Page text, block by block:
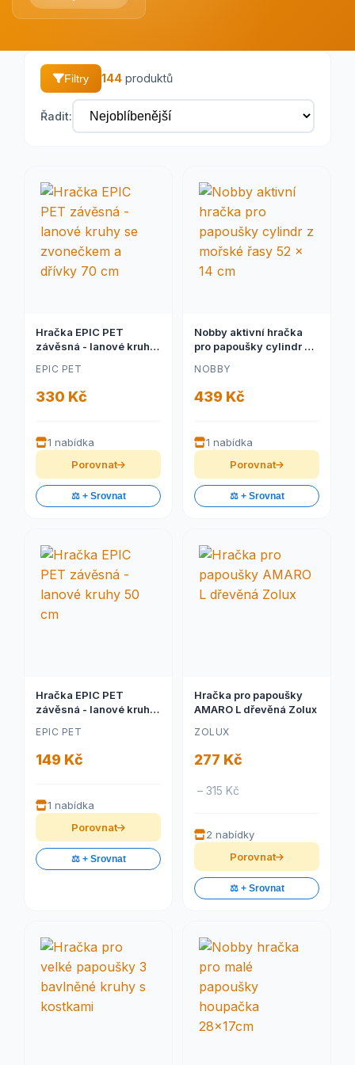
Filtry 144 produktů
Řadit:
Hračka EPIC PET
závěsná - lanové kruhy
70 cm
EPIC PET
330 Kč
1 nabídka
Porovnat
⚖️ + Srovnat
Nobby aktivní hračka
pro papoušky cylindr z
NOBBY
439 Kč
1 nabídka
Porovnat
⚖️ + Srovnat
Hračka EPIC PET
závěsná - lanové kruhy
EPIC PET
149 Kč
1 nabídka
Porovnat
⚖️ + Srovnat
Hračka pro papoušky
AMARO L dřevěná Zolux
ZOLUX
277 Kč
– 315 Kč
2 nabídky
Porovnat
⚖️ + Srovnat